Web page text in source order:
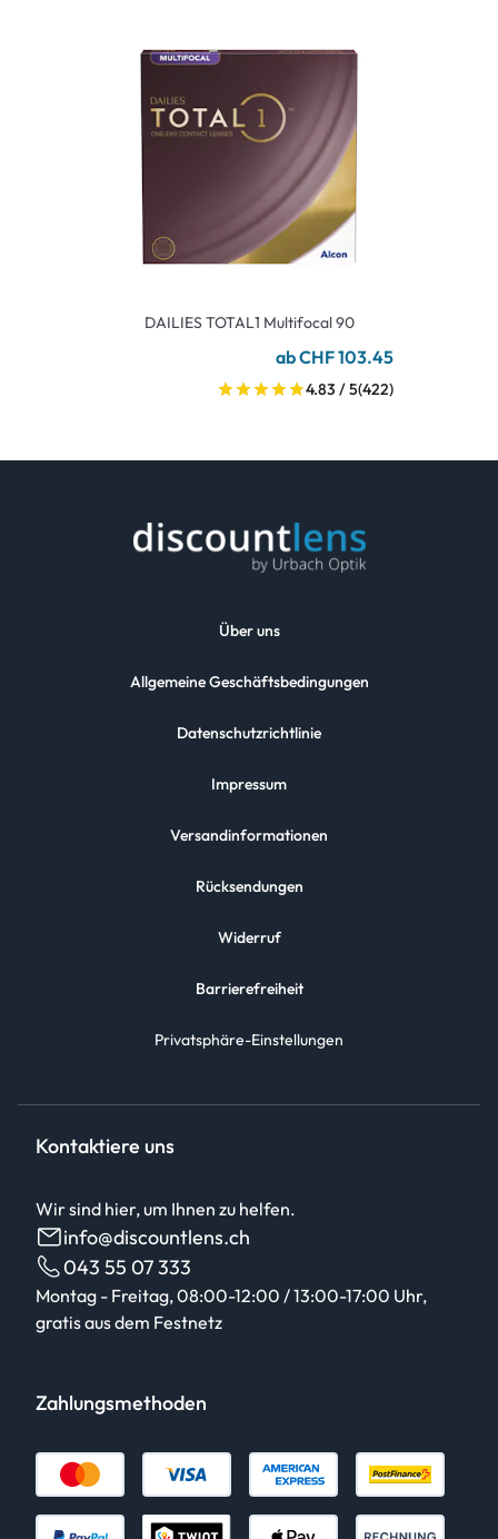
DAILIES TOTAL1 Multifocal 90
ab CHF 103.45
4.83 / 5(422)
Über uns
Allgemeine Geschäftsbedingungen
Datenschutzrichtlinie
Impressum
Versandinformationen
Rücksendungen
Widerruf
Barrierefreiheit
Privatsphäre-Einstellungen
Kontaktiere uns
Wir sind hier, um Ihnen zu helfen.
info@discountlens.ch
043 55 07 333
Montag - Freitag, 08:00-12:00 / 13:00-17:00 Uhr,
gratis aus dem Festnetz
Zahlungsmethoden